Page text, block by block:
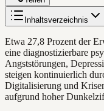
Inhaltsverzeichnis
Etwa 27,8 Prozent der
eine diagnostizierbare
Angststörungen,
steigen kontinuierlich
Digitalisierung und
aufgrund hoher